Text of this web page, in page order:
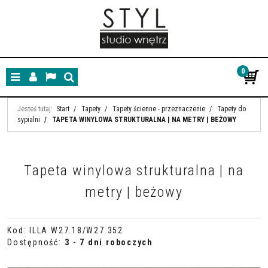
MenuPanelLangSzukaj
0
Jesteś tutaj: Start / Tapety / Tapety ścienne - przeznaczenie /
Tapety do
sypialni / TAPETA WINYLOWA STRUKTURALNA | NA METRY | BEŻOWY
Tapeta winylowa strukturalna | na
metry | beżowy
Kod :
ILLA W27.18/W27.352
Dostępność: 3 - 7 dni roboczych